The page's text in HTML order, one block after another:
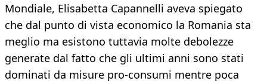
Mondiale, Elisabetta Capannelli aveva spiegato
che dal punto di vista economico la Romania sta
meglio ma esistono tuttavia molte debolezze
generate dal fatto che gli ultimi anni sono stati
dominati da misure pro-consumi mentre poca